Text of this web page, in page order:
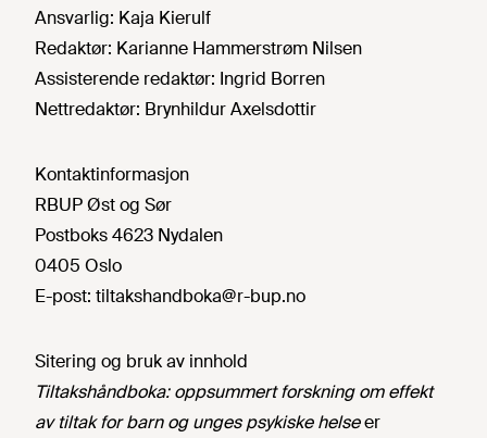
Ansvarlig: Kaja Kierulf
Redaktør: Karianne Hammerstrøm Nilsen
Assisterende redaktør: Ingrid Borren
Nettredaktør: Brynhildur Axelsdottir
Kontaktinformasjon
RBUP Øst og Sør
Postboks 4623 Nydalen
0405 Oslo
E-post: tiltakshandboka@r-bup.no
Sitering og bruk av innhold
Tiltakshåndboka: oppsummert forskning om effekt
av tiltak for barn og unges psykiske helseer